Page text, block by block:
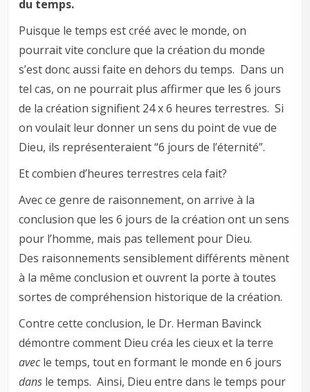
du temps.
Puisque le temps est créé avec le monde, on
pourrait vite conclure que la création du monde
s’est donc aussi faite en dehors du temps. Dans un
tel cas, on ne pourrait plus affirmer que les 6 jours
de la création signifient 24 x 6 heures terrestres. Si
on voulait leur donner un sens du point de vue de
Dieu, ils représenteraient “6 jours de l’éternité”.
Et combien d’heures terrestres cela fait?
Avec ce genre de raisonnement, on arrive à la
conclusion que les 6 jours de la création ont un sens
pour l’homme, mais pas tellement pour Dieu.
Des raisonnements sensiblement différents mènent
à la même conclusion et ouvrent la porte à toutes
sortes de compréhension historique de la création.
Contre cette conclusion, le Dr. Herman Bavinck
démontre comment Dieu créa les cieux et la terre
avecle temps, tout en formant le monde en 6 jours
dans le temps. Ainsi, Dieu entre dans le temps pour